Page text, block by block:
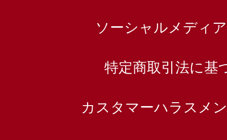
ソーシャルメディ
特定商取引法に基
カスタマーハラスメ